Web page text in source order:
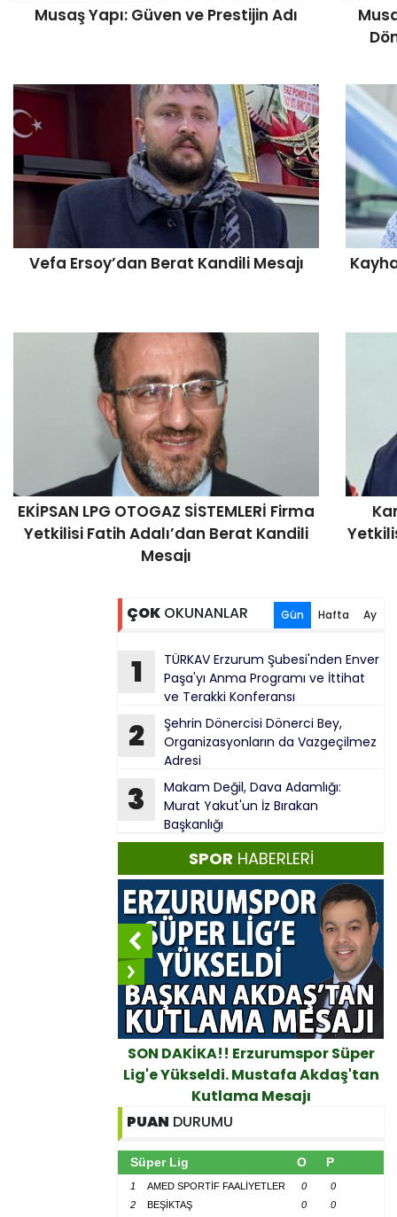
Musaş Yapı: Güven ve Prestijin Adı
Vefa Ersoy’dan Berat Kandili Mesajı
EKİPSAN LPG OTOGAZ SİSTEMLERİ Firma
Yetkilisi Fatih Adalı’dan Berat Kandili
Mesajı
ÇOK OKUNANLAR Gün Hafta Ay
1
TÜRKAV Erzurum Şubesi'nden Enver
Paşa'yı Anma Programı ve İttihat
ve Terakki Konferansı
2
Şehrin Dönercisi Dönerci Bey,
Organizasyonların da Vazgeçilmez
Adresi
3
Makam Değil, Dava Adamlığı:
Murat Yakut'un İz Bırakan
Başkanlığı
SPOR HABERLERİ
SON DAKİKA!! Erzurumspor Süper
Lig'e Yükseldi. Mustafa Akdaş'tan
Kutlama Mesajı
PUAN DURUMU
Süper Lig O P
1 AMED SPORTİF FAALİYETLER 0
0
2
BEŞİKTAŞ 0 0